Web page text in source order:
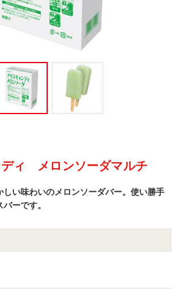
ディ メロンソーダマルチ
しい味わいのメロンソーダバー。使い勝手
ーです。